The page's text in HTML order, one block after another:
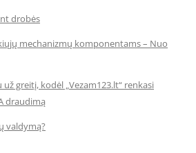
drobės
mechanizmų komponentams – Nuo
greitį, kodėl „Vezam123.lt“ renkasi
draudimą
valdymą?